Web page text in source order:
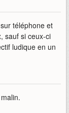
téléphone et
sauf si ceux-ci
ludique en un